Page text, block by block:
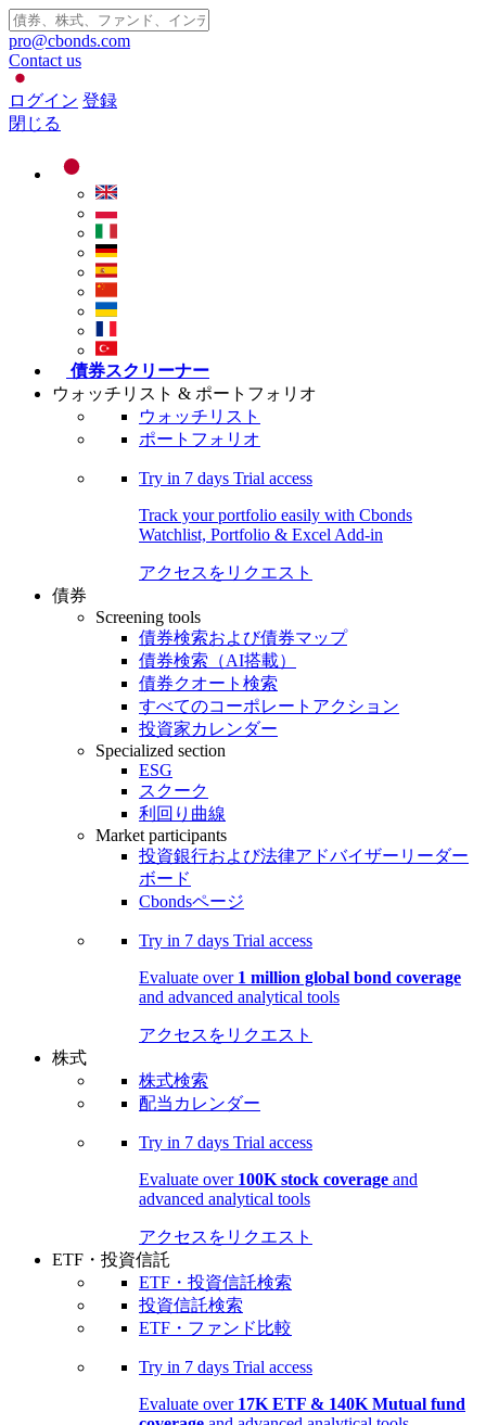
pro@cbonds.com
Contact us
ログイン 登録
閉じる
債券スクリーナー
ウォッチリスト & ポートフォリオ
ウォッチリスト
ポートフォリオ
Try in 7 days Trial access
Track your portfolio easily with Cbonds
Watchlist, Portfolio & Excel Add-in
アクセスをリクエスト
債券
Screening tools
債券検索および債券マップ
債券検索（AI搭載）
債券クオート検索
すべてのコーポレートアクション
投資家カレンダー
Specialized section
ESG
スクーク
利回り曲線
Market participants
投資銀行および法律アドバイザーリーダー
ボード
Cbondsページ
Try in 7 days Trial access
Evaluate over 1 million global bond coverage
and advanced analytical tools
アクセスをリクエスト
株式
株式検索
配当カレンダー
Try in 7 days Trial access
Evaluate over 100K stock coverage and
advanced analytical tools
アクセスをリクエスト
ETF・投資信託
ETF・投資信託検索
投資信託検索
ETF・ファンド比較
Try in 7 days Trial access
Evaluate over 17K ETF & 140K Mutual fund